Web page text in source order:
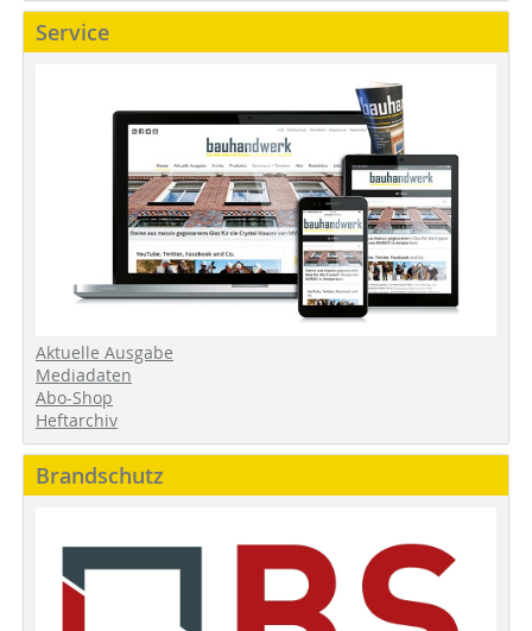
Service
Aktuelle Ausgabe
Mediadaten
Abo-Shop
Heftarchiv
Brandschutz